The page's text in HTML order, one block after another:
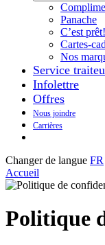
Panache
C’est prêt!
Cartes-
Nos
Service
Infolettre
Offres
Nous joindre
Carrières
Changer de langue FR
Accueil
Politique